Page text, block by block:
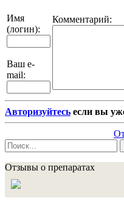
Имя
(логин):
Ваш e-
mail:
Комментарий:
Авторизуйтесь если вы
Отзывы о препаратах